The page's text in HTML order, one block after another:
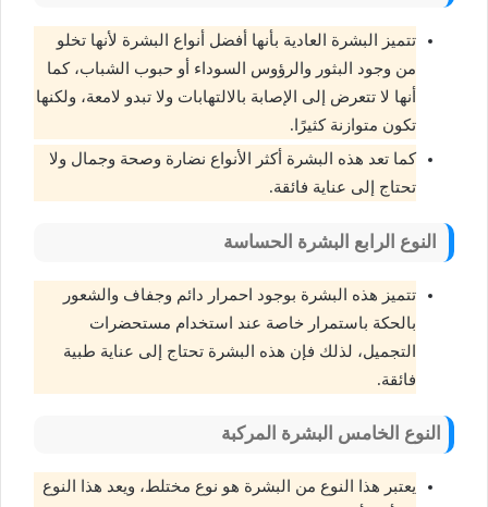
تتميز البشرة العادية بأنها أفضل أنواع البشرة لأنها تخلو
من وجود البثور والرؤوس السوداء أو حبوب الشباب، كما
أنها لا تتعرض إلى الإصابة بالالتهابات ولا تبدو لامعة، ولكنها
تكون متوازنة كثيرًا.
كما تعد هذه البشرة أكثر الأنواع نضارة وصحة وجمال ولا
تحتاج إلى عناية فائقة.
النوع الرابع البشرة الحساسة
تتميز هذه البشرة بوجود احمرار دائم وجفاف والشعور
بالحكة باستمرار خاصة عند استخدام مستحضرات
التجميل، لذلك فإن هذه البشرة تحتاج إلى عناية طبية
فائقة.
النوع الخامس البشرة المركبة
يعتبر هذا النوع من البشرة هو نوع مختلط، ويعد هذا النوع